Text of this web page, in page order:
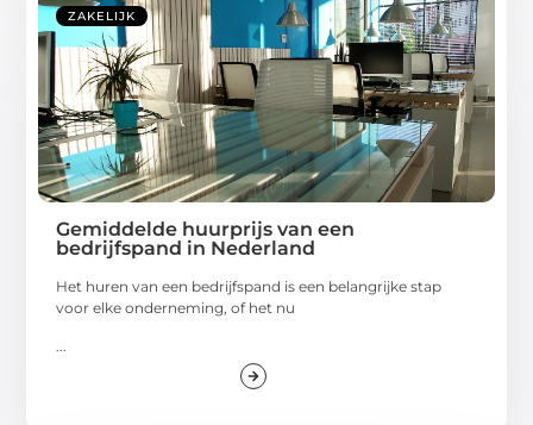
ZAKELIJK
Gemiddelde huurprijs van een
bedrijfspand in Nederland
Het huren van een bedrijfspand is een belangrijke stap
voor elke onderneming, of het nu